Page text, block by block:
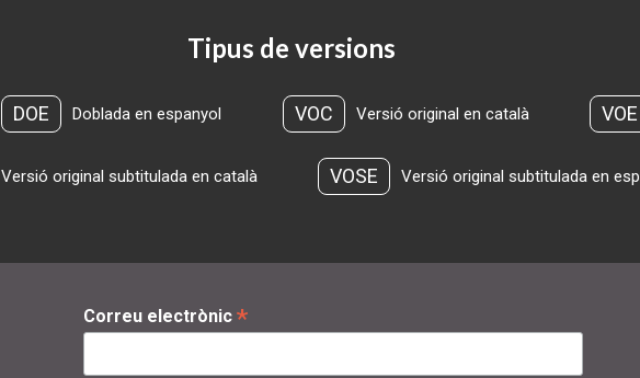
Tipus de versions
DOE Doblada en espanyol VOC Versió original en català VOE
Versió original subtitulada en català VOSE Versió original subtitulada en
Correu electrònic *